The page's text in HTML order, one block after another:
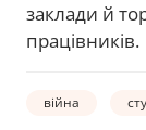
заклади й
працівників.
війна